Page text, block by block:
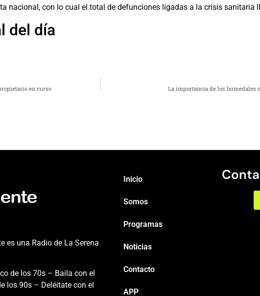
nacional, con lo cual el total de defunciones ligadas a la crisis sanitaria
del día
en curso La importancia de los humedales
es una Radio de La Serena
de los 70s – Baila con el
los 90s – Deléitate con el
Inicio
Somos
Programas
Noticias
Contacto
APP